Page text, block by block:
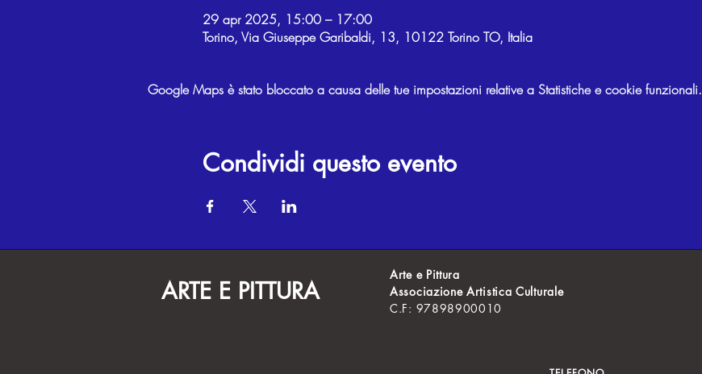
29 apr 2025, 15:00 – 17:00
Torino, Via Giuseppe Garibaldi, 13, 10122 Torino TO, Italia
Google Maps è stato bloccato a causa delle tue impostazioni relative a Statistiche e cookie funzionali.
Condividi questo evento
ARTE E PITTURA
Arte e Pittura
Associazione Artistica Culturale
C.F: 97898900010